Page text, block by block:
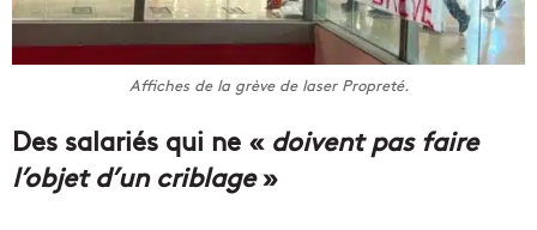
Affiches de la grève de laser Propreté.
Des salariés qui ne « doivent pas faire
l’objet d’un criblage»